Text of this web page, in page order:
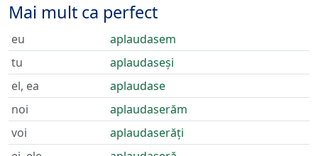
Mai mult ca perfect
eu
aplaudasem
tu
aplaudaseși
el, ea
aplaudase
noi
aplaudaserăm
voi
aplaudaserăți